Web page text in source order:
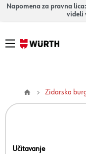
Napomena za pravna lica:
videli
Zidarska
Učitavanje